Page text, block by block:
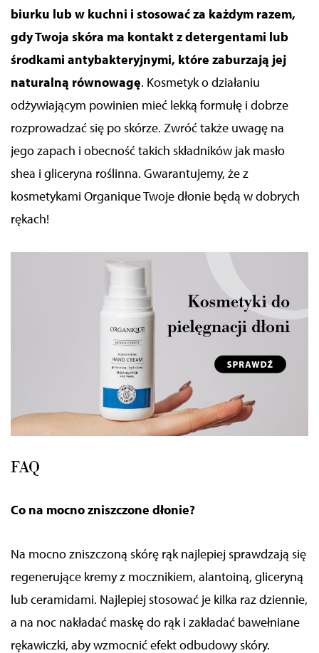
biurku lub w kuchni i stosować za każdym razem,
gdy Twoja skóra ma kontakt z detergentami lub
środkami antybakteryjnymi, które zaburzają jej
naturalną równowagę. Kosmetyk o działaniu
odżywiającym powinien mieć lekką formułę i dobrze
rozprowadzać się po skórze. Zwróć także uwagę na
jego zapach i obecność takich składników jak masło
shea i gliceryna roślinna. Gwarantujemy, że z
kosmetykami Organique Twoje dłonie będą w dobrych
rękach!
FAQ
Co na mocno zniszczone dłonie?
Na mocno zniszczoną skórę rąk najlepiej sprawdzają się
regenerujące kremy z mocznikiem, alantoiną, gliceryną
lub ceramidami. Najlepiej stosować je kilka raz dziennie,
a na noc nakładać maskę do rąk i zakładać bawełniane
rękawiczki, aby wzmocnić efekt odbudowy skóry.